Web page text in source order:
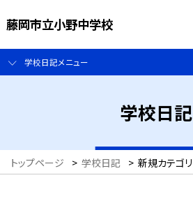
藤岡市立小野中学校
学校日記メニュー
学校日記
トップページ > 学校日記 > 新規カテゴリ